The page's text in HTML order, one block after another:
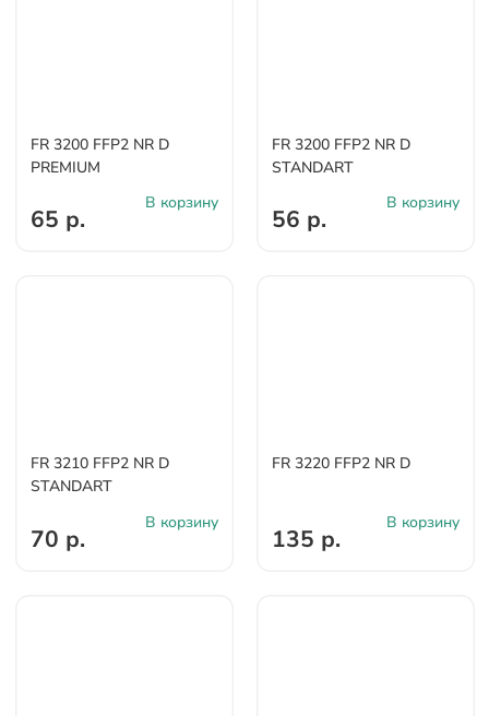
FR 3200 FFP2 NR D
PREMIUM
65 р.
В корзину
FR 3200 FFP2 NR D
STANDART
56 р.
В корзину
FR 3210 FFP2 NR D
STANDART
70 р.
В корзину
FR 3220 FFP2 NR D
135 р.
В корзину